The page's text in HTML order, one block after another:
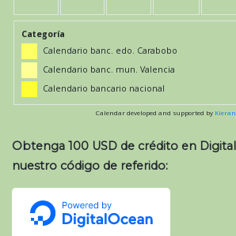
Categoría
Calendario banc. edo. Carabobo
Calendario banc. mun. Valencia
Calendario bancario nacional
Calendar developed and supported by Kieran
Obtenga 100 USD de crédito en
nuestro código de referido: